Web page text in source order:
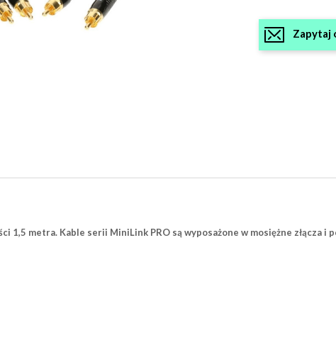
Zapytaj
1,5 metra. Kable serii MiniLink PRO są wyposażone w mosiężne złącza i